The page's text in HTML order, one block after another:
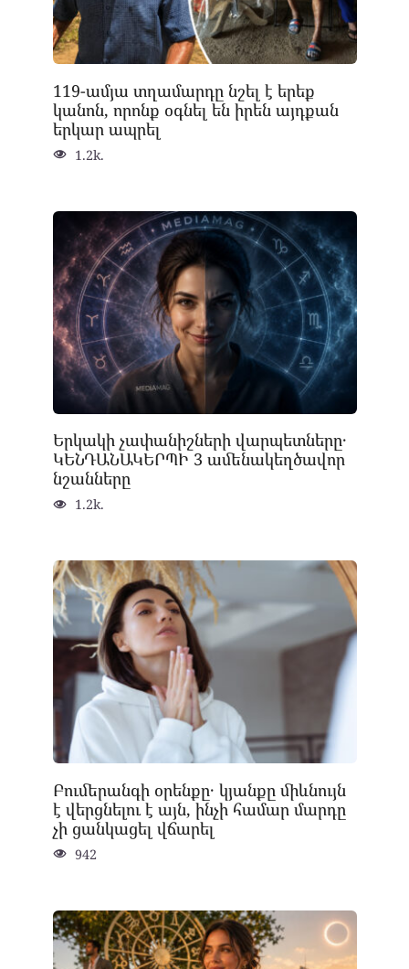
119-ամյա տղամարդը նշել է երեք
կանոն, որոնք օգնել են իրեն այդքան
երկար ապրել
1.2k.
Երկակի չափանիշների վարպետները․
ԿԵՆԴԱՆԱԿԵՐՊԻ 3 ամենակեղծավոր
նշանները
1.2k.
Բումերանգի օրենքը․ կյանքը միևնույն
է վերցնելու է այն, ինչի համար մարդը
չի ցանկացել վճարել
942